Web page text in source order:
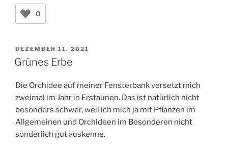
0
VERÖFFENTLICHT
AM
DEZEMBER 11, 2021
Grünes Erbe
Die Orchidee auf meiner Fensterbank versetzt mich
zweimal im Jahr in Erstaunen. Das ist natürlich nicht
besonders schwer, weil ich mich ja mit Pflanzen im
Allgemeinen und Orchideen im Besonderen nicht
sonderlich gut auskenne.